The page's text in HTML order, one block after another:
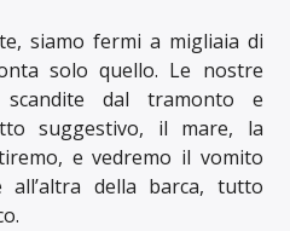
siamo fermi a migliaia di
solo quello. Le nostre
dal tramonto e
suggestivo, il mare, la
e vedremo il vomito
della barca, tutto